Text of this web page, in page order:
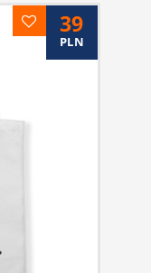
39
PLN